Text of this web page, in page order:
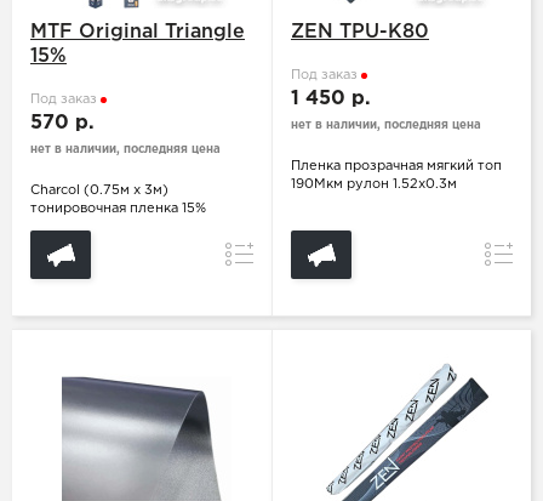
MTF Original Triangle
15%
Под заказ
570 р.
нет в наличии, последняя цена
Charcol (0.75м х 3м)
тонировочная пленка 15%
Сравнение
ZEN TPU-K80
Под заказ
1 450 р.
нет в наличии, последняя цена
Пленка прозрачная мягкий топ
190Мкм рулон 1.52х0.3м